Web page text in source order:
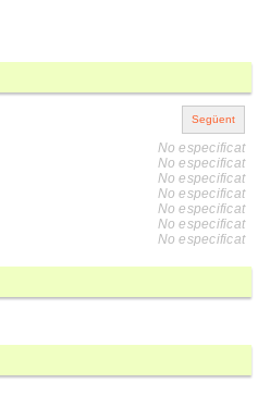
No especificat
No especificat
No especificat
No especificat
No especificat
No especificat
No especificat